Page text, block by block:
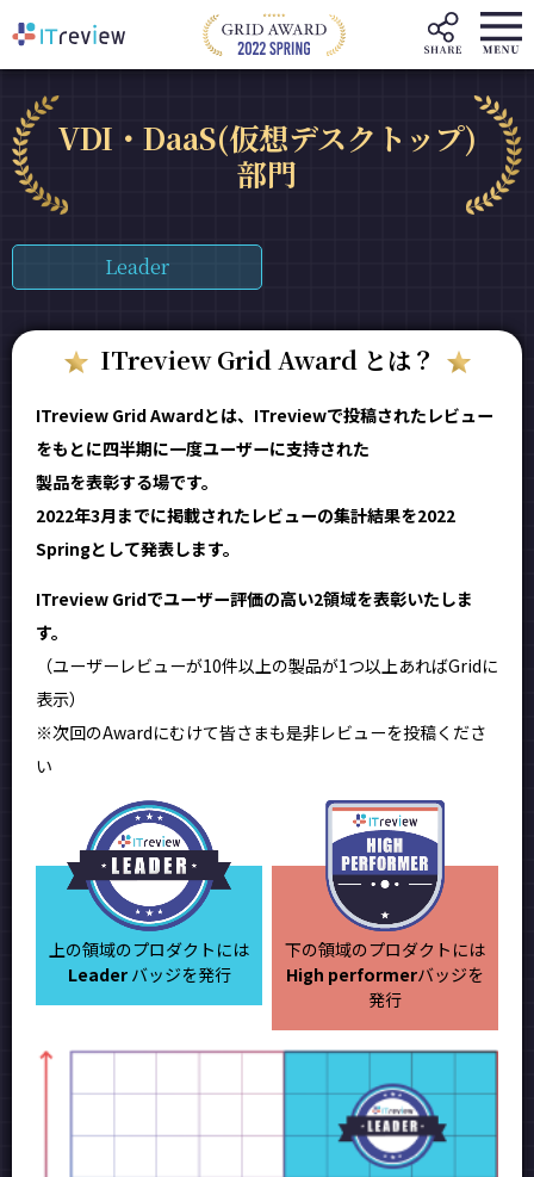
VDI・DaaS(仮想デスクトップ)
部門
Leader
ITreview Grid Award とは？
ITreview Grid Awardとは、ITreviewで投稿されたレビュー
をもとに四半期に一度ユーザーに支持された
製品を表彰する場です。
2022年3月までに掲載されたレビューの集計結果を2022
Springとして発表します。
ITreview Gridでユーザー評価の高い2領域を表彰いたしま
す。
（ユーザーレビューが10件以上の製品が1つ以上あればGridに
表示）
※次回のAwardにむけて皆さまも是非レビューを投稿くださ
い
上の領域のプロダクトには
Leaderバッジを発行
下の領域のプロダクトには
High performerバッジを
発行